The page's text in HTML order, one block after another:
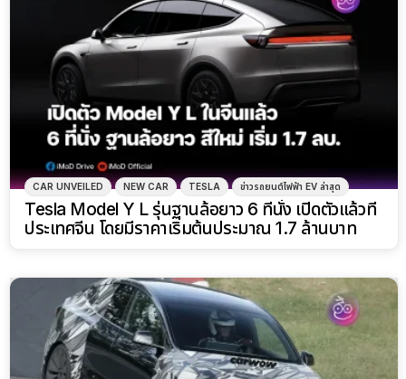
CAR UNVEILED NEW CAR TESLA ข่าวรถยนต์ไฟฟ้า EV ล่าสุด
Tesla Model Y L รุ่นฐานล้อยาว 6 ที่นั่ง เปิดตัวแล้วที่
ประเทศจีน โดยมีราคาเริ่มต้นประมาณ 1.7 ล้านบาท